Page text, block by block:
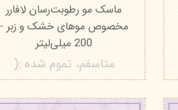
ماسک مو رطوبت‌رسان لافارر
مخصوص موهای خشک و زبر -
200 میلی‌لیتر
متاسفم، تموم شده :(